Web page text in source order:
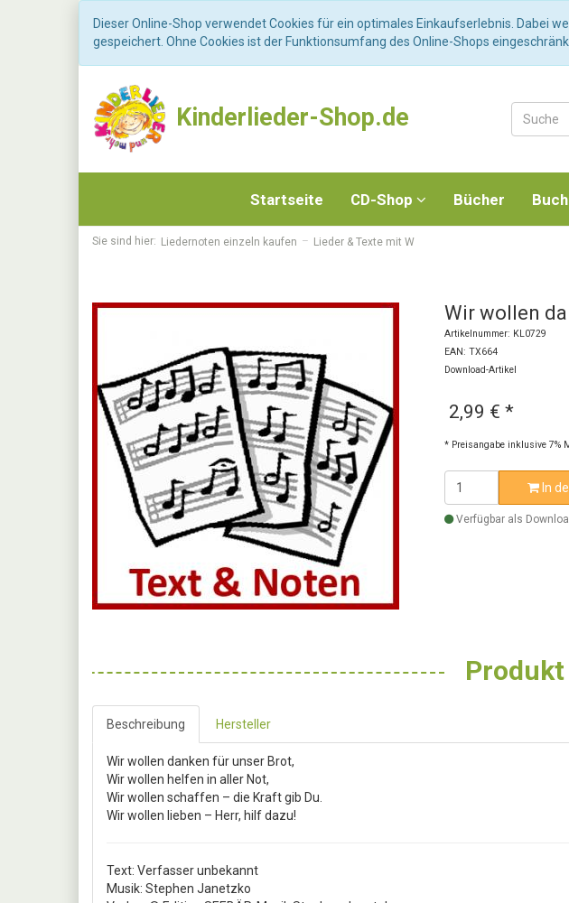
Dieser Online-Shop verwendet Cookies für ein optimales Einkaufserlebnis. Dabei
gespeichert. Ohne Cookies ist der Funktionsumfang des Online-Shops
Kinderlieder-Shop.de
Startseite CD-Shop Bücher
Sie sind hier: Liedernoten einzeln kaufen Lieder & Texte mit W
Wir wollen
Artikelnummer: KL0729
EAN: TX664
Download-Artikel
2,99 € *
* Preisangabe inklusive 7%
In
Verfügbar als
Beschreibung Hersteller
Wir wollen danken für unser Brot,
Wir wollen helfen in aller Not,
Wir wollen schaffen – die Kraft gib Du.
Wir wollen lieben – Herr, hilf dazu!
Text: Verfasser unbekannt
Musik: Stephen Janetzko